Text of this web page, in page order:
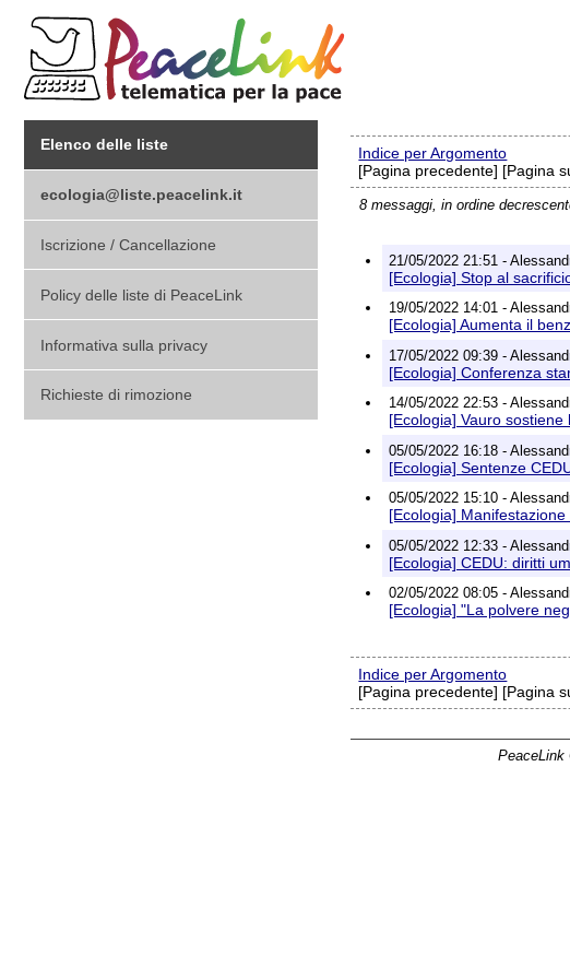
Elenco delle liste
ecologia@liste.peacelink.it
Iscrizione / Cancellazione
Policy delle liste di PeaceLink
Informativa sulla privacy
Richieste di rimozione
Indice per Argomento
[Pagina precedente] [Pagina
8 messaggi, in ordine
21/05/2022 21:51 -
[Ecologia] Stop al
19/05/2022 14:01 -
[Ecologia] Aumenta il
17/05/2022 09:39 -
[Ecologia] Conferenza
14/05/2022 22:53 -
[Ecologia] Vauro
05/05/2022 16:18 -
[Ecologia] Sentenze
05/05/2022 15:10 -
[Ecologia]
05/05/2022 12:33 -
[Ecologia] CEDU: diritti
02/05/2022 08:05 -
[Ecologia] "La polvere
Indice per Argomento
[Pagina precedente] [Pagina
PeaceLink